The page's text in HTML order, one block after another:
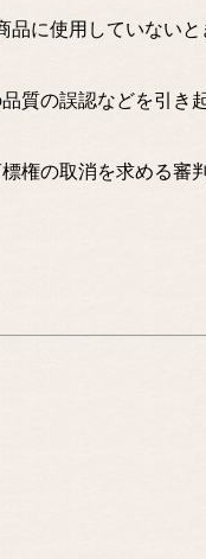
に使用していない
質の誤認などを引き
の取消を求める審